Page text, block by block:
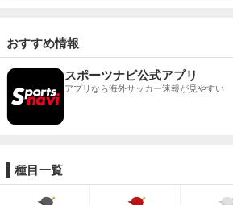
おすすめ情報
スポーツナビ公式アプリ
アプリなら海外サッカー速報が見やすい
種目一覧